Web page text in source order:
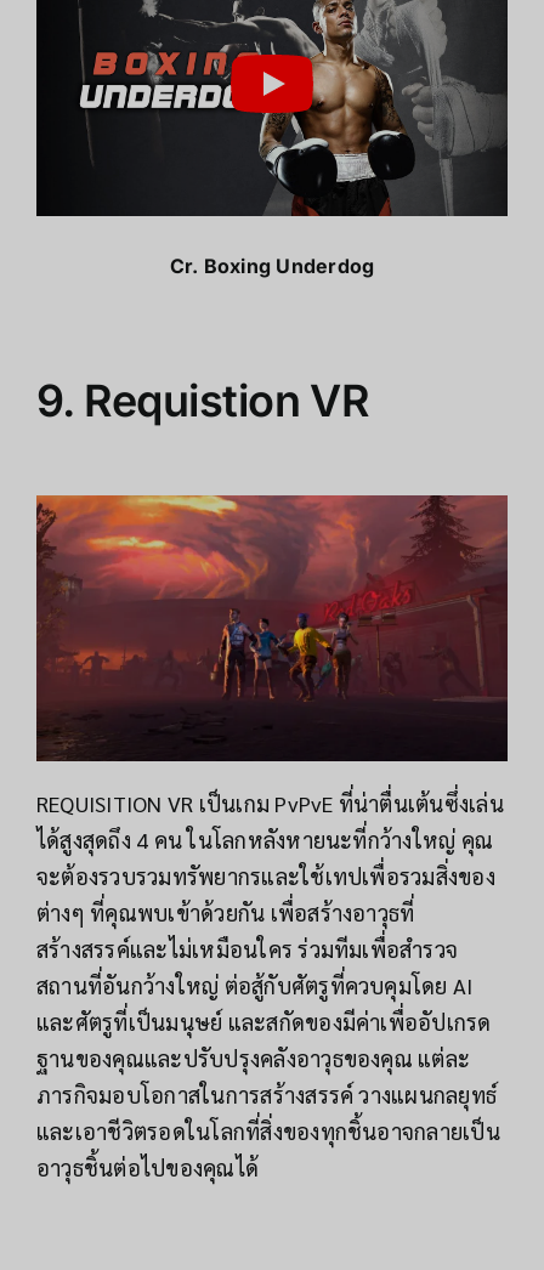
Cr. Boxing Underdog
9. Requistion VR
REQUISITION VR เป็นเกม PvPvE ที่น่าตื่นเต้นซึ่งเล่น
ได้สูงสุดถึง 4 คน ในโลกหลังหายนะที่กว้างใหญ่ คุณ
จะต้องรวบรวมทรัพยากรและใช้เทปเพื่อรวมสิ่งของ
ต่างๆ ที่คุณพบเข้าด้วยกัน เพื่อสร้างอาวุธที่
สร้างสรรค์และไม่เหมือนใคร ร่วมทีมเพื่อสำรวจ
สถานที่อันกว้างใหญ่ ต่อสู้กับศัตรูที่ควบคุมโดย AI
และศัตรูที่เป็นมนุษย์ และสกัดของมีค่าเพื่ออัปเกรด
ฐานของคุณและปรับปรุงคลังอาวุธของคุณ แต่ละ
ภารกิจมอบโอกาสในการสร้างสรรค์ วางแผนกลยุทธ์
และเอาชีวิตรอดในโลกที่สิ่งของทุกชิ้นอาจกลายเป็น
อาวุธชิ้นต่อไปของคุณได้